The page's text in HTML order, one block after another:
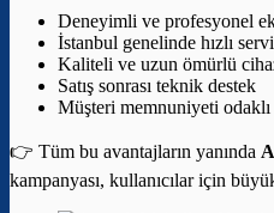
Deneyimli ve profesyonel
İstanbul genelinde hızlı
Kaliteli ve uzun ömürlü
Satış sonrası teknik destek
Müşteri memnuniyeti
👉 Tüm bu avantajların yanında
kampanyası, kullanıcılar için